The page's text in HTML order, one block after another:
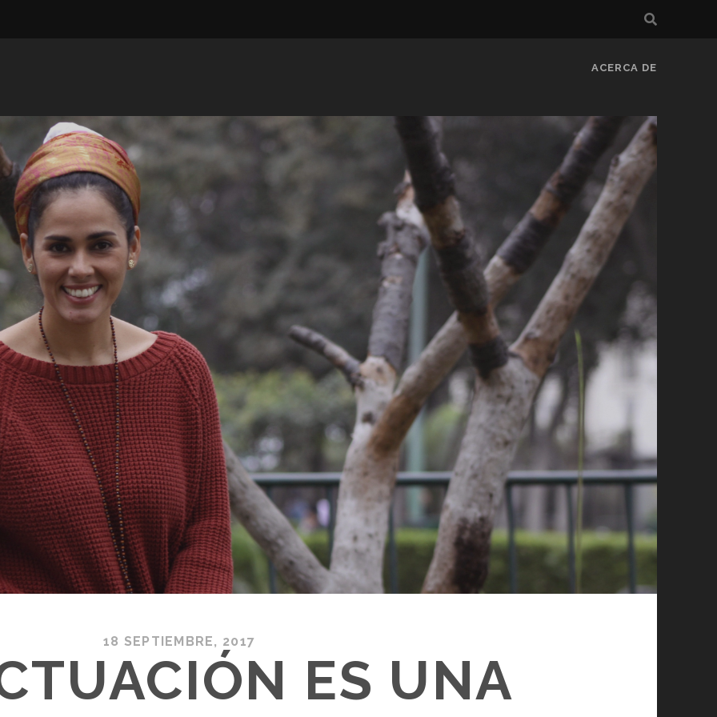
ACERCA DE
18 SEPTIEMBRE, 2017
ES UNA